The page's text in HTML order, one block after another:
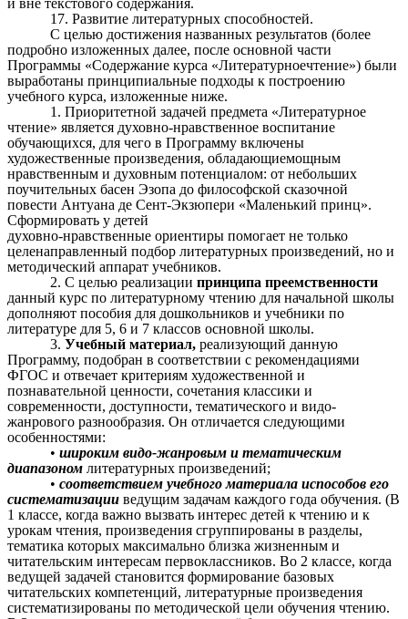
17. Развитие литературных способностей.
С целью достижения названных результатов (более
подробно изложенных далее, после основной части
Программы «Содержание курса «Литературноечтение») были
выработаны принципиальные подходы к построению
учебного курса, изложенные ниже.
1. Приоритетной задачей предмета «Литературное
чтение» является духовно-нравственное воспитание
обучающихся, для чего в Программу включены
художественные произведения, обладающиемощным
нравственным и духовным потенциалом: от небольших
поучительных басен Эзопа до философской сказочной
повести Антуана де Сент-Экзюпери «Маленький принц».
Сформировать у детей
духовно-нравственные ориентиры помогает не только
целенаправленный подбор литературных произведений, но и
методический аппарат учебников.
2. С целью реализациипринципа преемственности
данный курс по литературному чтению для начальной школы
дополняют пособия для дошкольников и учебники по
литературе для 5, 6 и 7 классов основной школы.
3.Учебный материал,реализующий данную
Программу, подобран в соответствии с рекомендациями
ФГОС и отвечает критериям художественной и
познавательной ценности, сочетания классики и
современности, доступности, тематического и видо-
жанрового разнообразия. Он отличается следующими
особенностями:
•широким видо-жанровым и тематическим
диапазоном литературных произведений;
•соответствием учебного материала испособов его
систематизации ведущим задачам каждого года обучения. (В
1 классе, когда важно вызвать интерес детей к чтению и к
урокам чтения, произведения сгруппированы в разделы,
тематика которых максимально близка жизненным и
читательским интересам первоклассников. Во 2 классе, когда
ведущей задачей становится формирование базовых
читательских компетенций, литературные произведения
систематизированы по методической цели обучения чтению.